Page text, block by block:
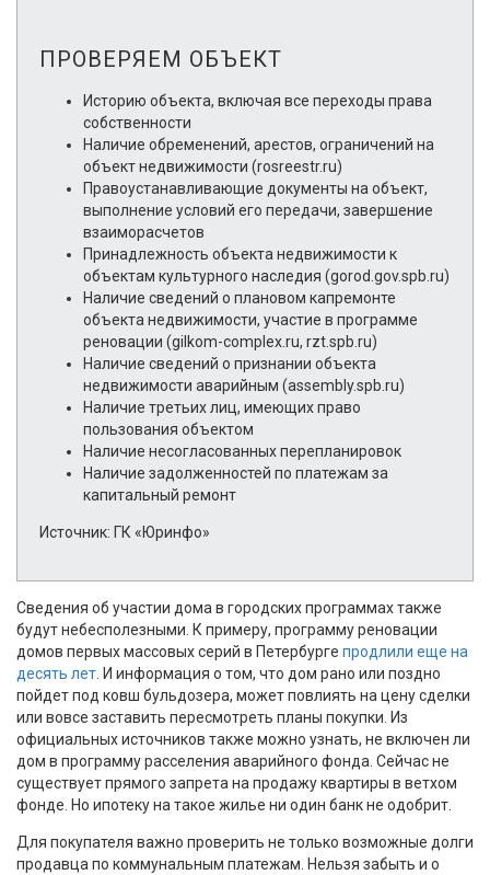
ПРОВЕРЯЕМ ОБЪЕКТ
Историю объекта, включая все переходы права
собственности
Наличие обременений, арестов, ограничений на
объект недвижимости (rosreestr.ru)
Правоустанавливающие документы на объект,
выполнение условий его передачи, завершение
взаиморасчетов
Принадлежность объекта недвижимости к
объектам культурного наследия (gorod.gov.spb.ru)
Наличие сведений о плановом капремонте
объекта недвижимости, участие в программе
реновации (gilkom-complex.ru, rzt.spb.ru)
Наличие сведений о признании объекта
недвижимости аварийным (assembly.spb.ru)
Наличие третьих лиц, имеющих право
пользования объектом
Наличие несогласованных перепланировок
Наличие задолженностей по платежам за
капитальный ремонт
Источник: ГК «Юринфо»
Сведения об участии дома в городских программах также
будут небесполезными. К примеру, программу реновации
домов первых массовых серий в Петербурге продлили еще на
десять лет . И информация о том, что дом рано или поздно
пойдет под ковш бульдозера, может повлиять на цену сделки
или вовсе заставить пересмотреть планы покупки. Из
официальных источников также можно узнать, не включен ли
дом в программу расселения аварийного фонда. Сейчас не
существует прямого запрета на продажу квартиры в ветхом
фонде. Но ипотеку на такое жилье ни один банк не одобрит.
Для покупателя важно проверить не только возможные долги
продавца по коммунальным платежам. Нельзя забыть и о